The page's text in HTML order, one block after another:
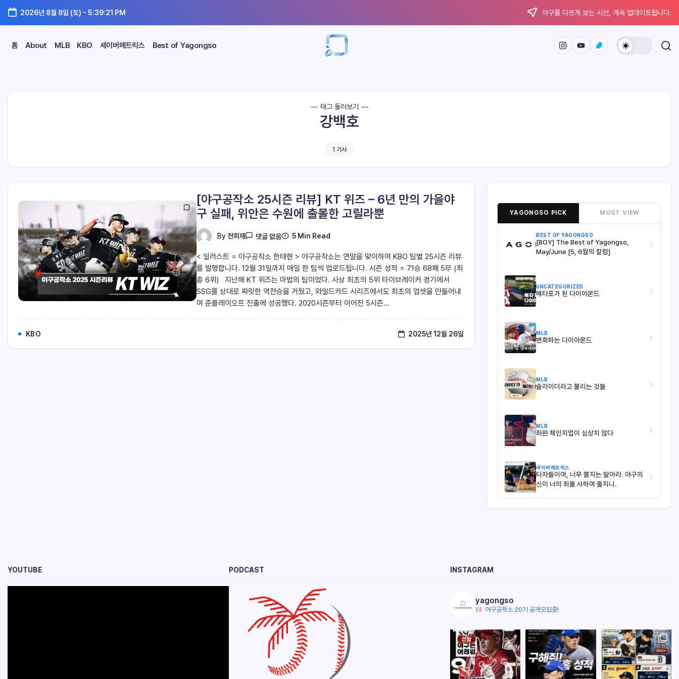
2026년 8월 8일 (토) - 5:39:21 PM 야구를 다르게 보는 시선, 계속 업데이트됩니다.
홈 About MLB KBO 세이버메트릭스 Best of Yagongso
태그 둘러보기
강백호
1 기사
[야구공작소 25시즌 리뷰] KT 위즈 – 6년 만의 가을야
구 실패, 위안은 수원에 출몰한 고릴라뿐
By 전희재 댓글 없음 5 Min Read
< 일러스트 = 야구공작소 한태현 > 야구공작소는 연말을 맞이하여 KBO 팀별 25시즌 리뷰
를 발행합니다. 12월 31일까지 매일 한 팀씩 업로드됩니다. 시즌 성적 = 71승 68패 5무 (최
종 6위) 지난해 KT 위즈는 마법의 팀이었다. 사상 최초의 5위 타이브레이커 경기에서
SSG를 상대로 짜릿한 역전승을 거뒀고, 와일드카드 시리즈에서도 최초의 업셋을 만들어내
며 준플레이오프 진출에 성공했다. 2020시즌부터 이어진 5시즌…
KBO 2025년 12월 26일
YAGONGSO PICK MOST VIEW
BEST OF YAGONGSO
[BOY] The Best of Yagongso,
May/June [5, 6월의 칼럼]
›
UNCATEGORIZED
메타포가 된 다이아몬드 ›
MLB
변화하는 다이아몬드 ›
MLB
슬라이더라고 불리는 것들 ›
MLB
좌완 체인지업이 심상치 않다 ›
세이버메트릭스
타자들이여, 너무 쫄지는 말아라. 야구의
신이 너의 죄를 사하여 줄지니.
›
YOUTUBE PODCAST INSTAGRAM
yagongso
야구공작소 20기 공개모집중!